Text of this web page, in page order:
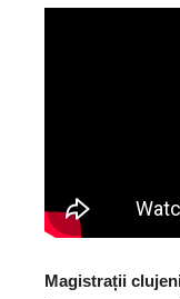
Magistrații